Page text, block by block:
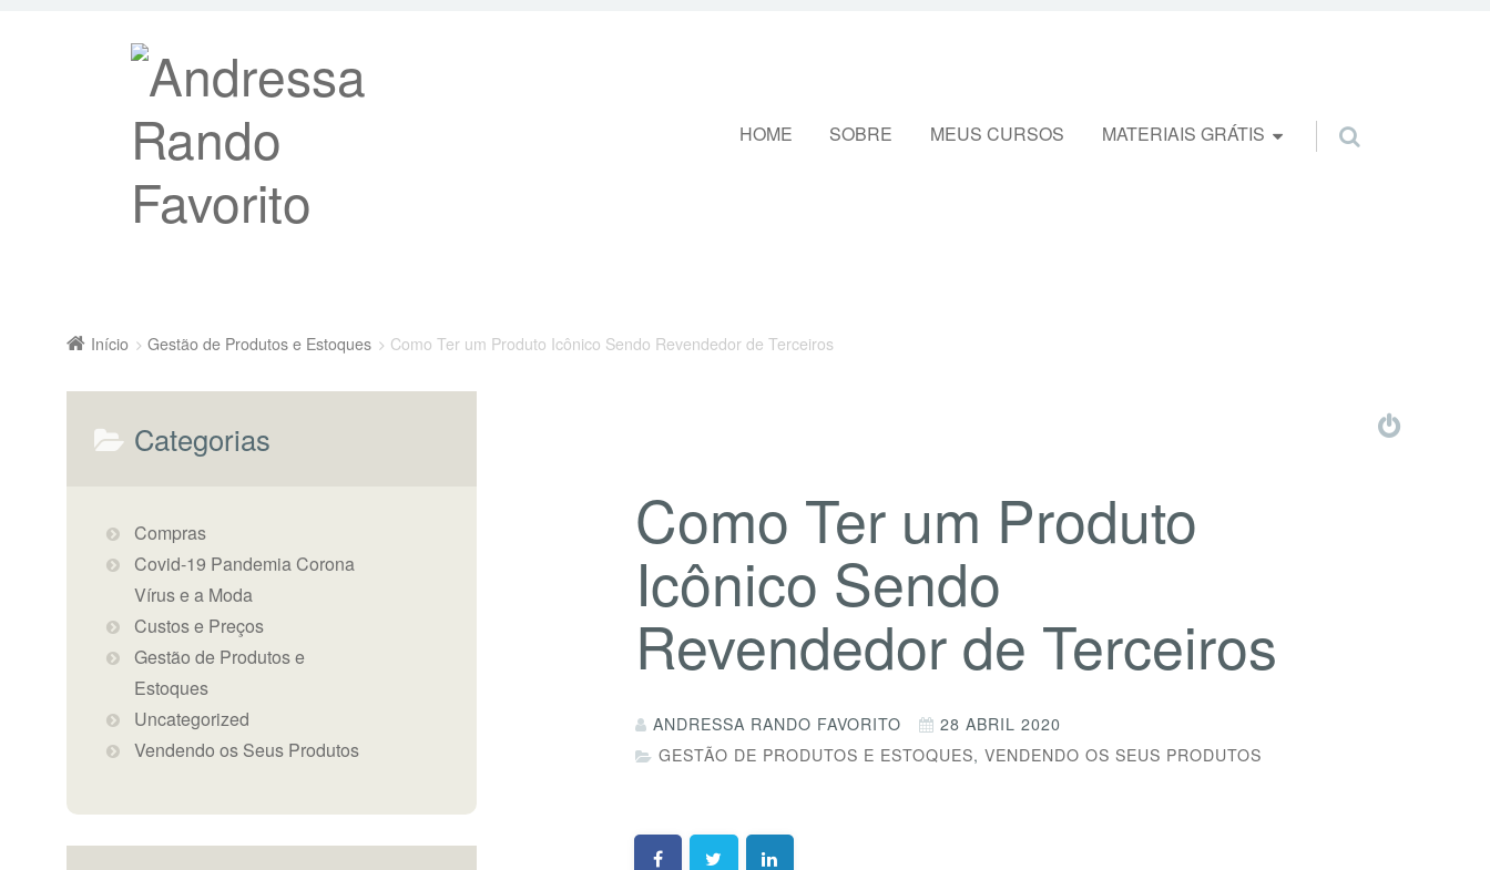
Pular para o conteúdo
HOME SOBRE MEUS CURSOS MATERIAIS GRÁTIS
Início Gestão de Produtos e Estoques Como Ter um Produto Icônico Sendo Revendedor de Terceiros
Como Ter um Produto
Icônico Sendo
Revendedor de Terceiros
ANDRESSA RANDO FAVORITO
28 ABRIL 2020
GESTÃO DE PRODUTOS E ESTOQUES,VENDENDO OS SEUS PRODUTOS
Categorias
Compras
Covid-19 Pandemia Corona
Vírus e a Moda
Custos e Preços
Gestão de Produtos e
Estoques
Uncategorized
Vendendo os Seus Produtos